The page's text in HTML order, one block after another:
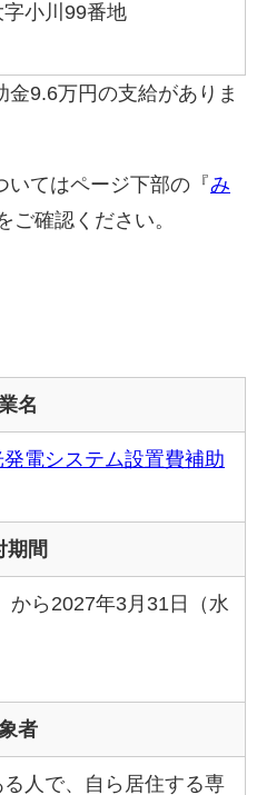
小川99番地
9.6万円の支給がありま
いてはページ下部の『み
ご確認ください。
名
電システム設置費補助
期間
から2027年3月31日（水
者
人で、自ら居住する専